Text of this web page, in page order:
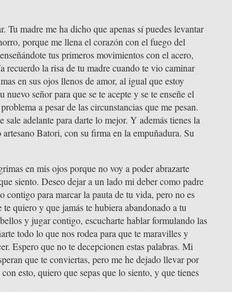
Tu madre me ha dicho que apenas sí puedes levantar
porque me llena el corazón con el fuego del
tus primeros movimientos con el acero,
recuerdo la risa de tu madre cuando te vio caminar
en sus ojos llenos de amor, al igual que estoy
señor para que se te acepte y se te enseñe el
a pesar de las circunstancias que me pesan.
adelante para darte lo mejor. Y además tienes la
Batori, con su firma en la empuñadura. Su
en mis ojos porque no voy a poder abrazarte
siento. Deseo dejar a un lado mi deber como padre
contigo para marcar la pauta de tu vida, pero no es
quiero y que jamás te hubiera abandonado a tu
y jugar contigo, escucharte hablar formulando las
todo lo que nos rodea para que te maravilles y
Espero que no te decepcionen estas palabras. Mi
que te conviertas, pero me he dejado llevar por
esto, quiero que sepas que lo siento, y que tienes